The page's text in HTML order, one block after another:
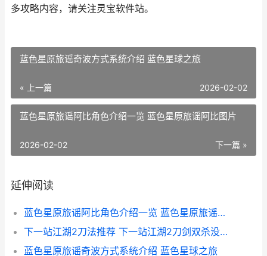
多攻略内容，请关注灵宝软件站。
蓝色星原旅谣奇波方式系统介绍 蓝色星球之旅
« 上一篇 2026-02-02
蓝色星原旅谣阿比角色介绍一览 蓝色星原旅谣阿比图片
下一篇 »
2026-02-02
延伸阅读
蓝色星原旅谣阿比角色介绍一览 蓝色星原旅谣阿比图片
下一站江湖2刀法推荐 下一站江湖2刀剑双杀没有了
蓝色星原旅谣奇波方式系统介绍 蓝色星球之旅